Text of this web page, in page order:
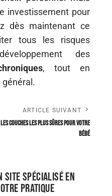
investissement pour
dès maintenant ce
tous les risques
des
, tout en
ARTICLE SUIVANT
couches les plus sûres pour votre
bébé
site spécialisé en
pratique